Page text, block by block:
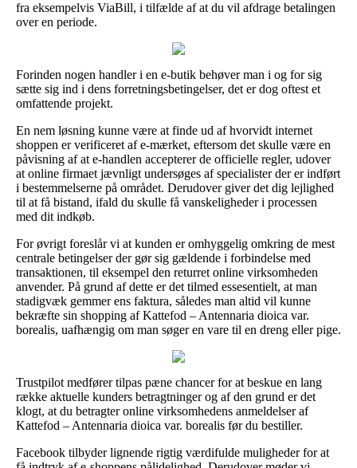
fra eksempelvis ViaBill, i tilfælde af at du vil afdrage betalingen
over en periode.
Forinden nogen handler i en e-butik behøver man i og for sig
sætte sig ind i dens forretningsbetingelser, det er dog oftest et
omfattende projekt.
En nem løsning kunne være at finde ud af hvorvidt internet
shoppen er verificeret af e-mærket, eftersom det skulle være en
påvisning af at e-handlen accepterer de officielle regler, udover
at online firmaet jævnligt undersøges af specialister der er indført
i bestemmelserne på området. Derudover giver det dig lejlighed
til at få bistand, ifald du skulle få vanskeligheder i processen
med dit indkøb.
For øvrigt foreslår vi at kunden er omhyggelig omkring de mest
centrale betingelser der gør sig gældende i forbindelse med
transaktionen, til eksempel den returret online virksomheden
anvender. På grund af dette er det tilmed essesentielt, at man
stadigvæk gemmer ens faktura, således man altid vil kunne
bekræfte sin shopping af Kattefod – Antennaria dioica var.
borealis, uafhængig om man søger en vare til en dreng eller pige.
Trustpilot medfører tilpas pæne chancer for at beskue en lang
række aktuelle kunders betragtninger og af den grund er det
klogt, at du betragter online virksomhedens anmeldelser af
Kattefod – Antennaria dioica var. borealis før du bestiller.
Facebook tilbyder lignende rigtig værdifulde muligheder for at